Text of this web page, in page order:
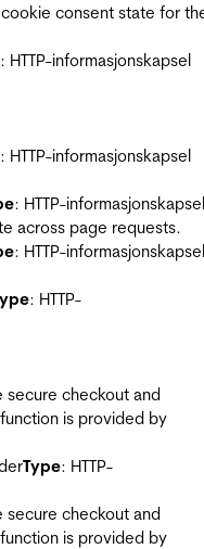
consent state for
: HTTP-informasjonskapsel
: HTTP-informasjonskapsel
: HTTP-informasjonskapsel
across page requests.
: HTTP-informasjonskapsel
: HTTP-
secure checkout and
is provided by
Type: HTTP-
secure checkout and
is provided by